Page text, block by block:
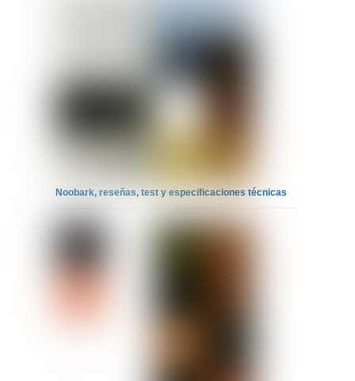
Noobark, reseñas, test y especificaciones técnicas